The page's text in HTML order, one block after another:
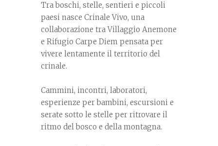
Tra boschi, stelle, sentieri e piccoli
paesi nasce Crinale Vivo, una
collaborazione tra Villaggio Anemone
e Rifugio Carpe Diem pensata per
vivere lentamente il territorio del
crinale.
Cammini, incontri, laboratori,
esperienze per bambini, escursioni e
serate sotto le stelle per ritrovare il
ritmo del bosco e della montagna.